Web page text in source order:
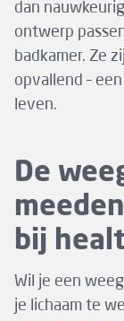
dan
ontwerp
badkamer. Ze
opvallend –
leven.
De
bij
Wil je een
je lichaam te